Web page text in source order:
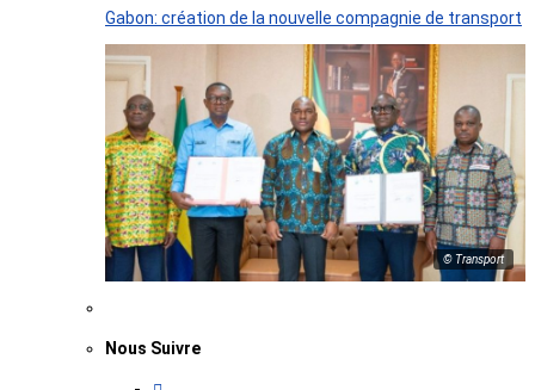
Gabon: création de la nouvelle compagnie de transport
© Transport
Nous Suivre